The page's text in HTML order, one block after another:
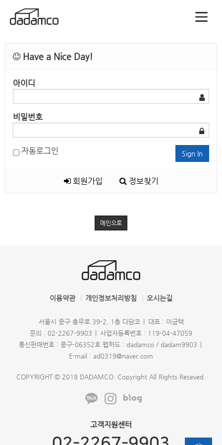
Have a Nice Day!
아이디
비밀번호
자동로그인 Sign In
회원가입 정보찾기
메인으로
이용약관 개인정보처리방침 오시는길
서울시 중구 충무로 39-2, 1층 다담코
대표 : 이금택
문의 : 02-2267-9903
사업자등록번호 : 119-04-47059
통신판매번호 : 중구-06352호 웹하드 : dadamco / dadam9903
E-mail : ad0319@naver.com
COPYRIGHT © 2018 DADAMCO. Copyright All Rights Reseved.
고객지원센터